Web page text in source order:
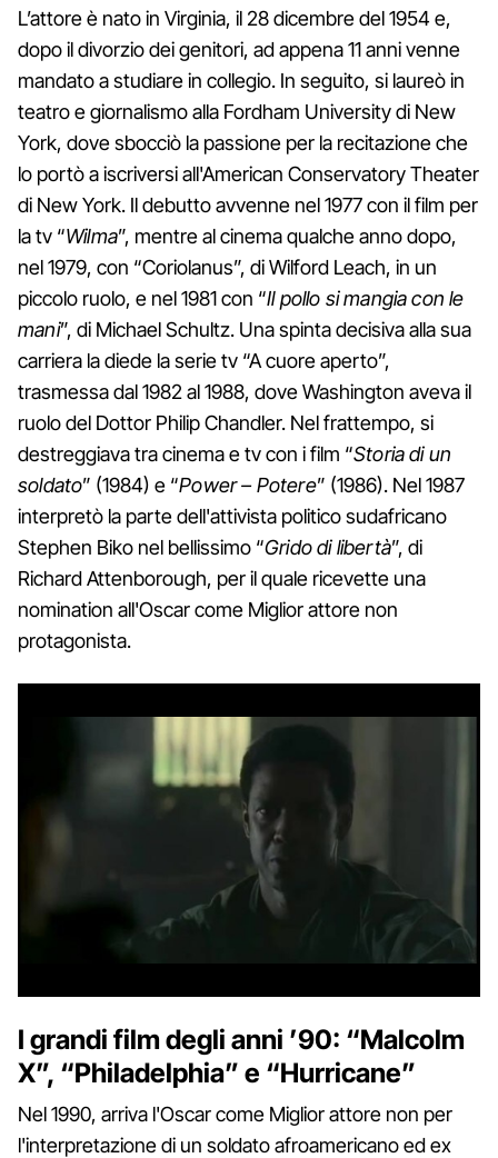
L’attore è nato in Virginia, il 28 dicembre del 1954 e,
dopo il divorzio dei genitori, ad appena 11 anni venne
mandato a studiare in collegio. In seguito, si laureò in
teatro e giornalismo alla Fordham University di New
York, dove sbocciò la passione per la recitazione che
lo portò a iscriversi all'American Conservatory Theater
di New York. Il debutto avvenne nel 1977 con il film per
la tv “Wilma”, mentre al cinema qualche anno dopo,
nel 1979, con “Coriolanus”, di Wilford Leach, in un
piccolo ruolo, e nel 1981 con “Il pollo si mangia con le
mani”, di Michael Schultz. Una spinta decisiva alla sua
carriera la diede la serie tv “A cuore aperto”,
trasmessa dal 1982 al 1988, dove Washington aveva il
ruolo del Dottor Philip Chandler. Nel frattempo, si
destreggiava tra cinema e tv con i film “Storia di un
soldato” (1984) e “Power – Potere” (1986). Nel 1987
interpretò la parte dell'attivista politico sudafricano
Stephen Biko nel bellissimo “Grido di libertà”, di
Richard Attenborough, per il quale ricevette una
nomination all'Oscar come Miglior attore non
protagonista.
I grandi film degli anni ’90: “Malcolm
X”, “Philadelphia” e “Hurricane”
Nel 1990, arriva l'Oscar come Miglior attore non per
l'interpretazione di un soldato afroamericano ed ex